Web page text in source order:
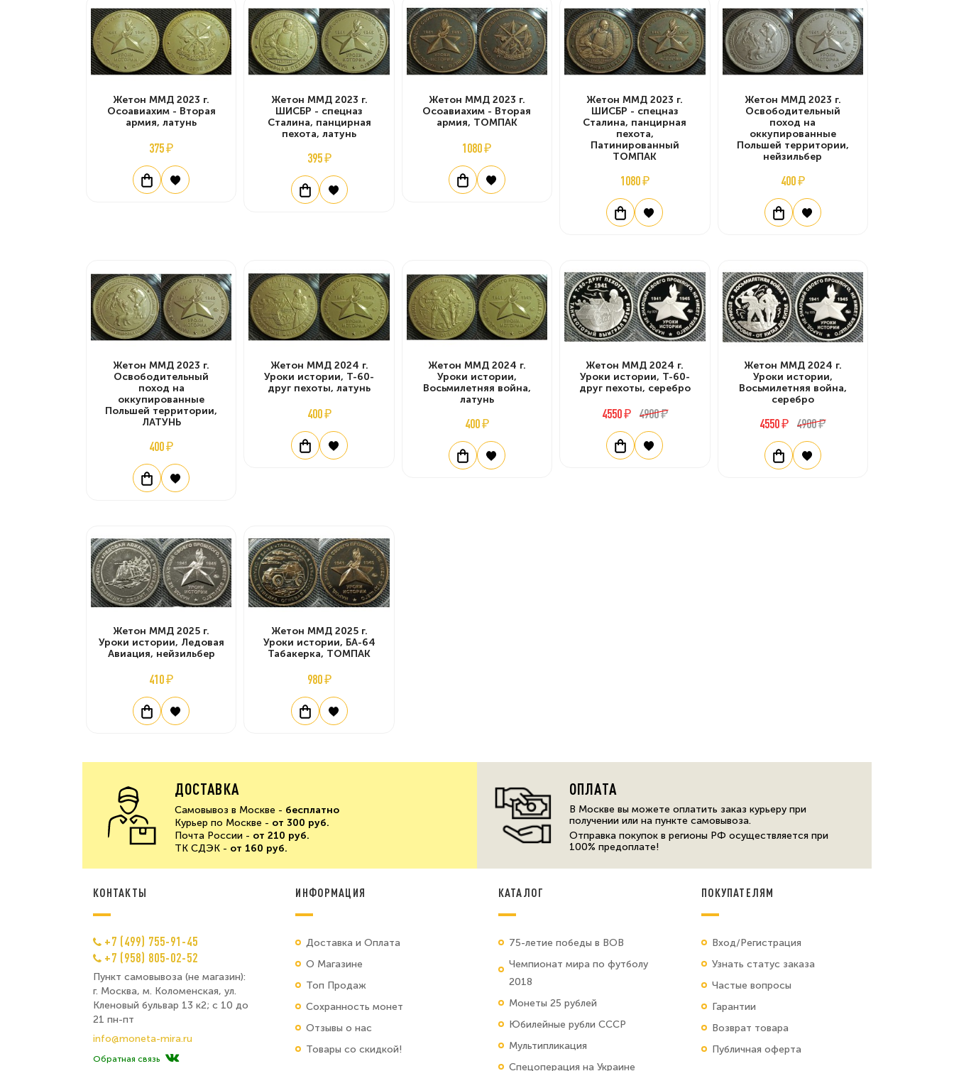
Жетон ММД 2023 г.
Осоавиахим - Вторая
армия, латунь
375 ₽
Жетон ММД 2023 г.
ШИСБР - спецназ
Сталина, панцирная
пехота, латунь
395 ₽
Жетон ММД 2023 г.
Осоавиахим - Вторая
армия, ТОМПАК
1080 ₽
Жетон ММД 2023 г.
ШИСБР - спецназ
Сталина, панцирная
пехота,
Патинированный
ТОМПАК
1080 ₽
Жетон ММД 2023 г.
Освободительный
поход на
оккупированные
Польшей территории,
нейзильбер
400 ₽
Жетон ММД 2023 г.
Освободительный
поход на
оккупированные
Польшей территории,
ЛАТУНЬ
400 ₽
Жетон ММД 2024 г.
Уроки истории, Т-60-
друг пехоты, латунь
400 ₽
Жетон ММД 2024 г.
Уроки истории,
Восьмилетняя война,
латунь
400 ₽
Жетон ММД 2024 г.
Уроки истории, Т-60-
друг пехоты, серебро
4550 ₽ 4900 ₽
Жетон ММД 2024 г.
Уроки истории,
Восьмилетняя война,
серебро
4550 ₽ 4900 ₽
Жетон ММД 2025 г.
Уроки истории, Ледовая
Авиация, нейзильбер
410 ₽
Жетон ММД 2025 г.
Уроки истории, БА-64
Табакерка, ТОМПАК
980 ₽
ДОСТАВКА
Самовывоз в Москве - бесплатно
Курьер по Москве - от 300 руб.
Почта России - от 210 руб.
ТК СДЭК - от 160 руб.
ОПЛАТА
В Москве вы можете оплатить заказ курьеру при
получении или на пункте самовывоза.
Отправка покупок в регионы РФ осуществляется при
100% предоплате!
КОНТАКТЫ
+7 (499) 755-91-45
+7 (958) 805-02-52
Пункт самовывоза (не магазин):
г. Москва, м. Коломенская, ул.
Кленовый бульвар 13 к2; с 10 до
21 пн-пт
info@moneta-mira.ru
Обратная связь
ИНФОРМАЦИЯ
Доставка и Оплата
О Магазине
Топ Продаж
Сохранность монет
Отзывы о нас
Товары со скидкой!
КАТАЛОГ
75-летие победы в ВОВ
Чемпионат мира по футболу
2018
Монеты 25 рублей
Юбилейные рубли СССР
Мультипликация
Спецоперация на Украине
ПОКУПАТЕЛЯМ
Вход/Регистрация
Узнать статус заказа
Частые вопросы
Гарантии
Возврат товара
Публичная оферта